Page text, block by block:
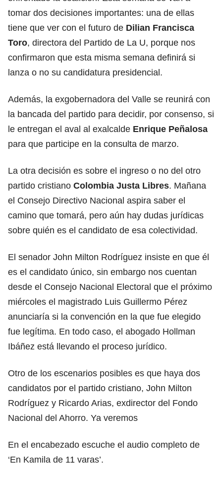
tomar dos decisiones importantes: una de ellas
tiene que ver con el futuro de Dilian Francisca
Toro, directora del Partido de La U, porque nos
confirmaron que esta misma semana definirá si
lanza o no su candidatura presidencial.
Además, la exgobernadora del Valle se reunirá con
la bancada del partido para decidir, por consenso, si
le entregan el aval al exalcalde Enrique Peñalosa
para que participe en la consulta de marzo.
La otra decisión es sobre el ingreso o no del otro
partido cristiano Colombia Justa Libres. Mañana
el Consejo Directivo Nacional aspira saber el
camino que tomará, pero aún hay dudas jurídicas
sobre quién es el candidato de esa colectividad.
El senador John Milton Rodríguez insiste en que él
es el candidato único, sin embargo nos cuentan
desde el Consejo Nacional Electoral que el próximo
miércoles el magistrado Luis Guillermo Pérez
anunciaría si la convención en la que fue elegido
fue legítima. En todo caso, el abogado Hollman
Ibáñez está llevando el proceso jurídico.
Otro de los escenarios posibles es que haya dos
candidatos por el partido cristiano, John Milton
Rodríguez y Ricardo Arias, exdirector del Fondo
Nacional del Ahorro. Ya veremos
En el encabezado escuche el audio completo de
‘En Kamila de 11 varas’.